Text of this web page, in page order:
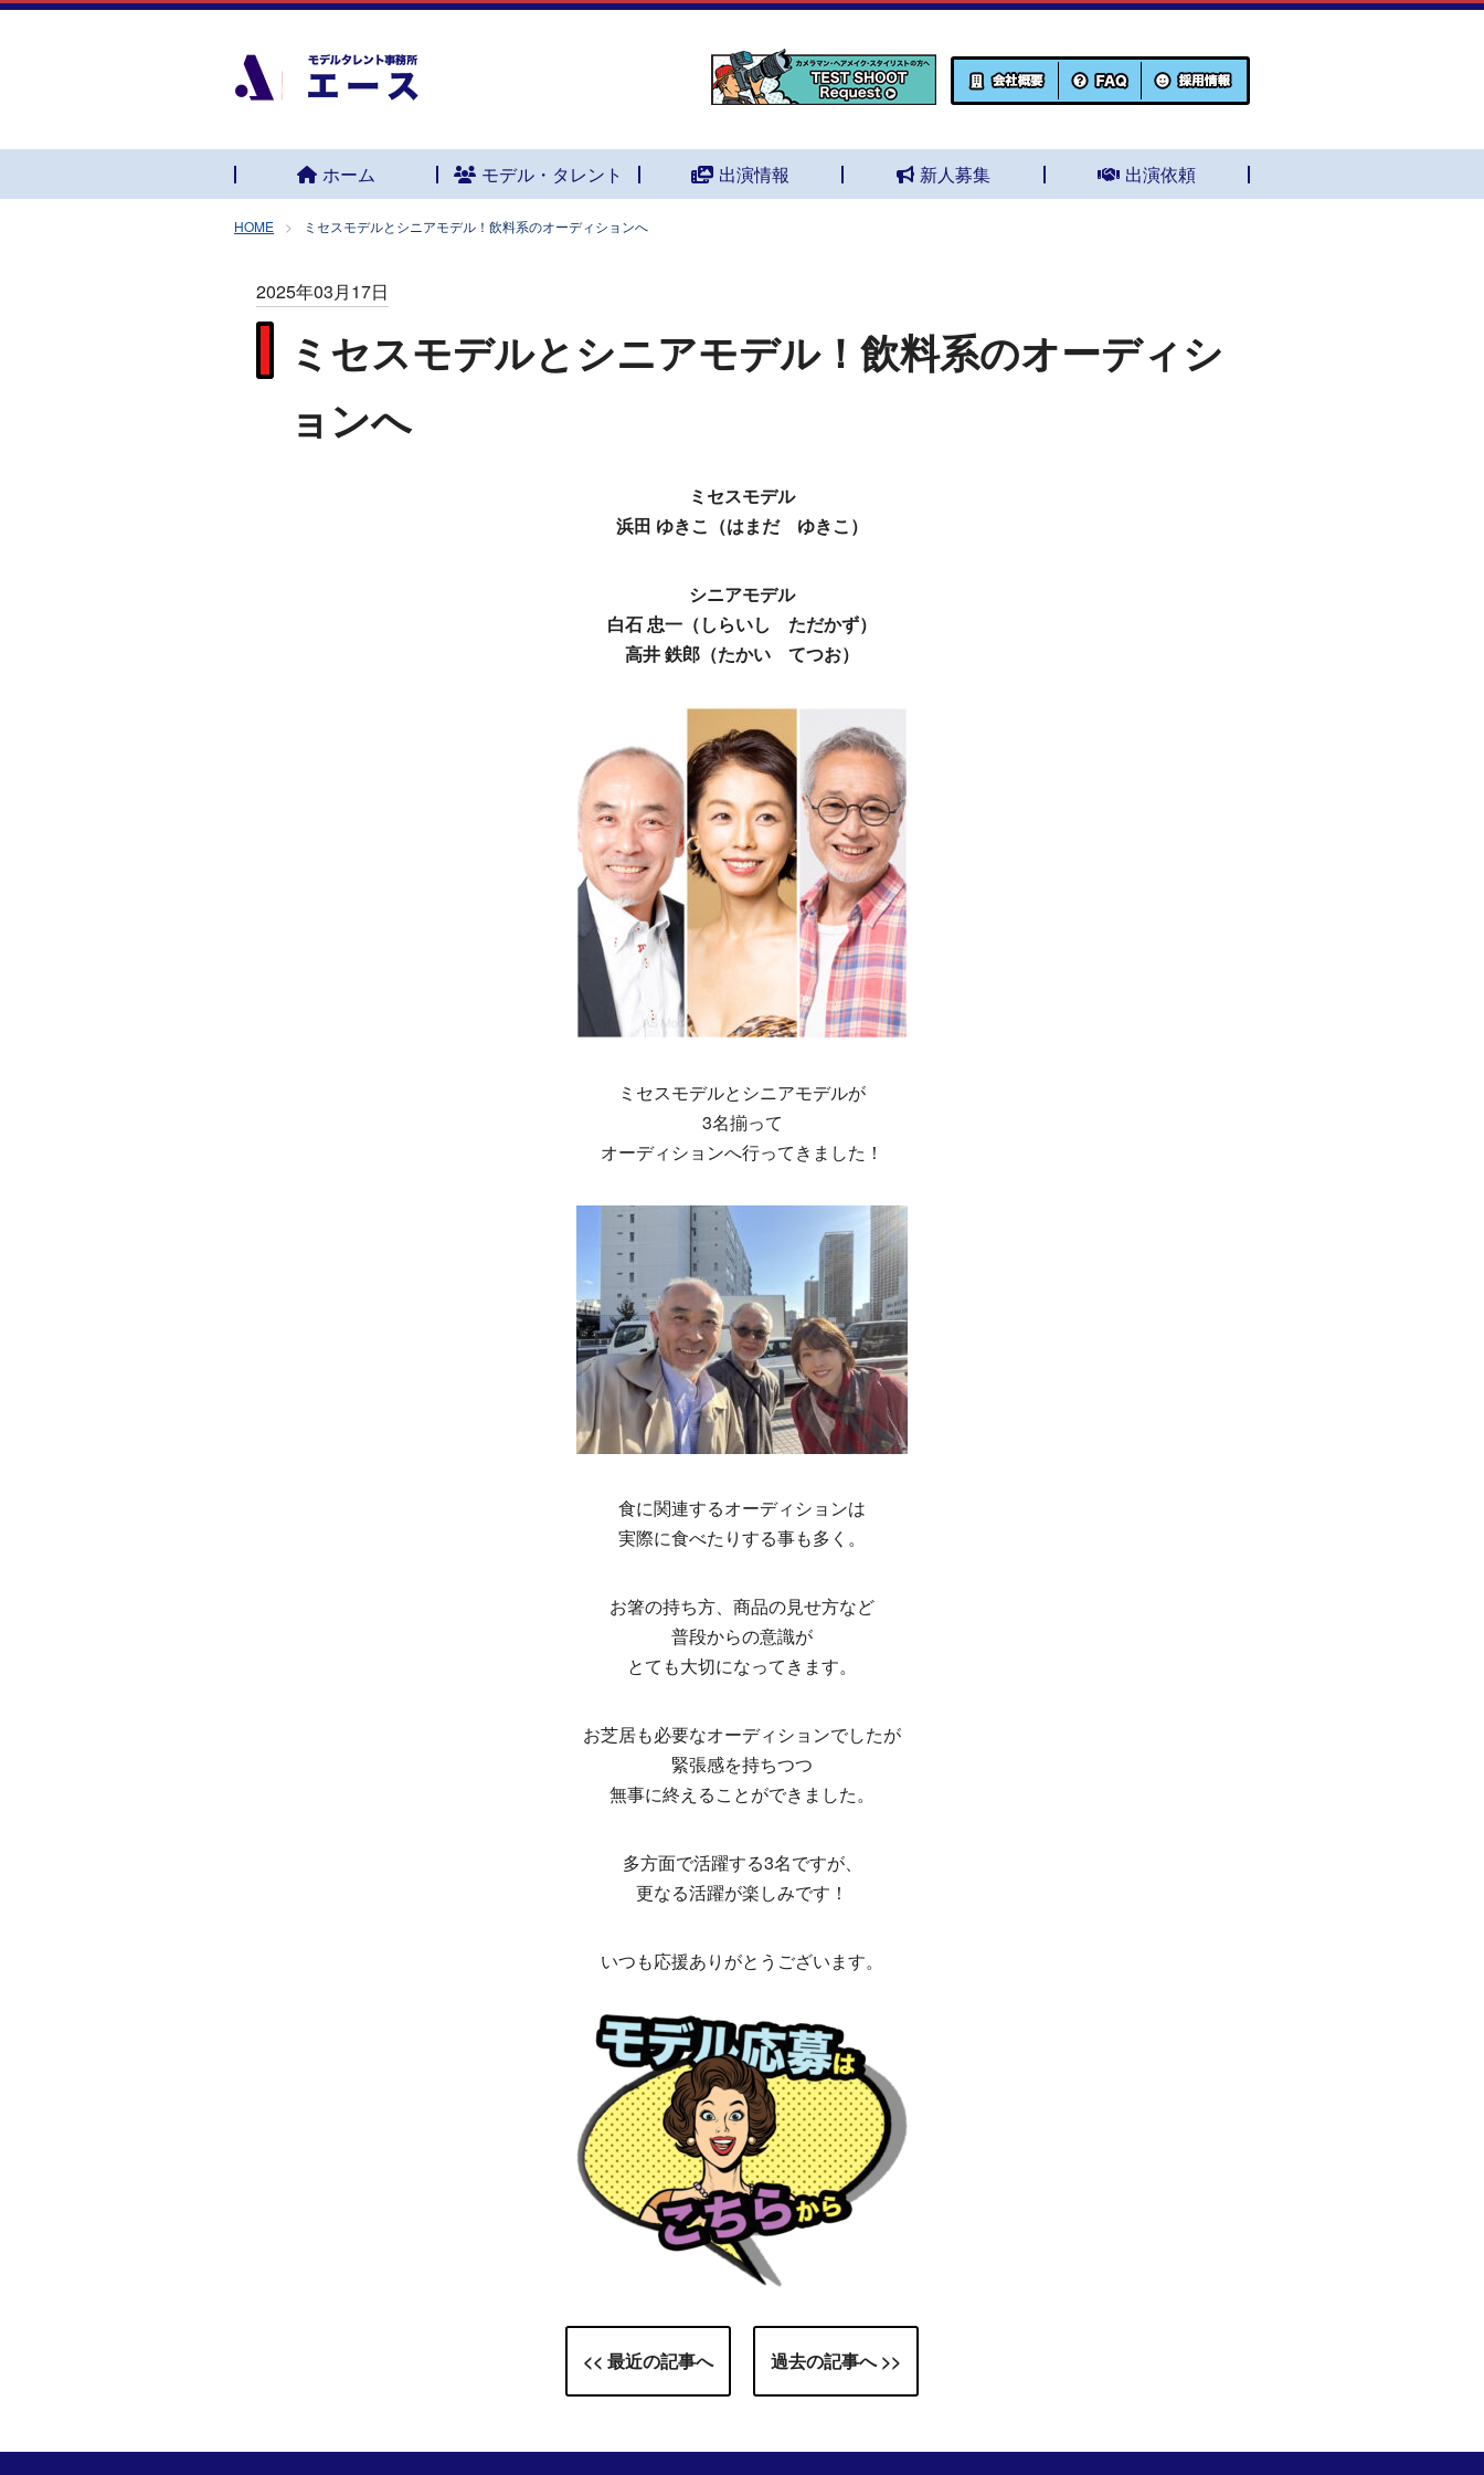
ホーム モデル・タレント 出演情報 新人募集 出演依頼
HOME ミセスモデルとシニアモデル！飲料系のオーディションへ
2025年03月17日
ミセスモデルとシニアモデル！飲料系のオーディシ
ョンへ
ミセスモデル
浜田 ゆきこ（はまだ ゆきこ）
シニアモデル
白石 忠一（しらいし ただかず）
高井 鉄郎（たかい てつお）
ミセスモデルとシニアモデルが
3名揃って
オーディションへ行ってきました！
食に関連するオーディションは
実際に食べたりする事も多く。
お箸の持ち方、商品の見せ方など
普段からの意識が
とても大切になってきます。
お芝居も必要なオーディションでしたが
緊張感を持ちつつ
無事に終えることができました。
多方面で活躍する3名ですが、
更なる活躍が楽しみです！
いつも応援ありがとうございます。
<< 最近の記事へ 過去の記事へ >>